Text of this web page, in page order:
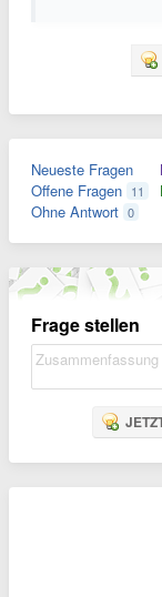
Neueste Fragen
Offene Fragen 11
Ohne Antwort 0
Frage stellen